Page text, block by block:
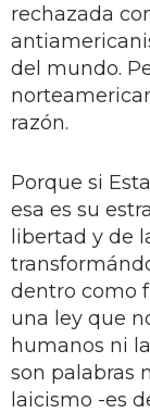
rechazada
del mundo.
razón.
Porque si
esa es su
libertad y de
dentro como
una ley que
humanos ni
son palabras
laicismo -es